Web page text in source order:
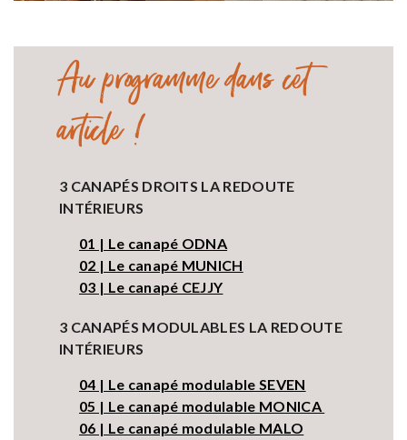
Au programme dans cet
article !
3 CANAPÉS DROITS LA REDOUTE
INTÉRIEURS
01 | Le canapé ODNA
02 | Le canapé MUNICH
03 | Le canapé CEJJY
3 CANAPÉS MODULABLES LA REDOUTE
INTÉRIEURS
04 | Le canapé modulable SEVEN
05 | Le canapé modulable MONICA
06 | Le canapé modulable MALO